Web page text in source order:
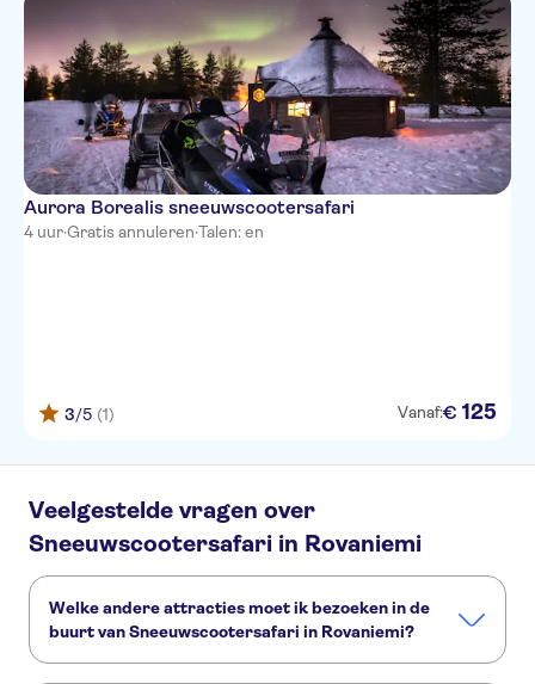
Aurora Borealis sneeuwscootersafari
4 uur·Gratis annuleren·Talen: en
3/5 (1) Vanaf:€ 125
Veelgestelde vragen over
Sneeuwscootersafari in Rovaniemi
Welke andere attracties moet ik bezoeken in de
buurt van Sneeuwscootersafari in Rovaniemi?